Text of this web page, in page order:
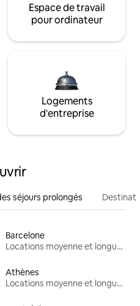
Espace de travail
pour ordinateur
Logements
d'entreprise
séjours prolongés
Barcelone
Locations moyenne et longue durée
Athènes
Locations moyenne et longue durée